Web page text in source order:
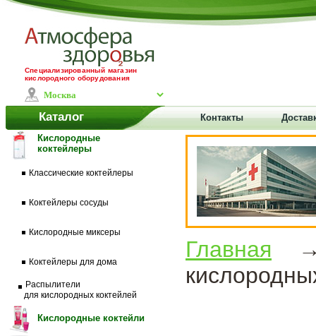
Специализированный магазин
кислородного оборудования
Каталог Контакты
Кислородные
коктейлеры
Классические коктейлеры
Коктейлеры сосуды
Кислородные миксеры
Коктейлеры для дома
Распылители
для кислородных коктейлей
Кислородные коктейли
Главная